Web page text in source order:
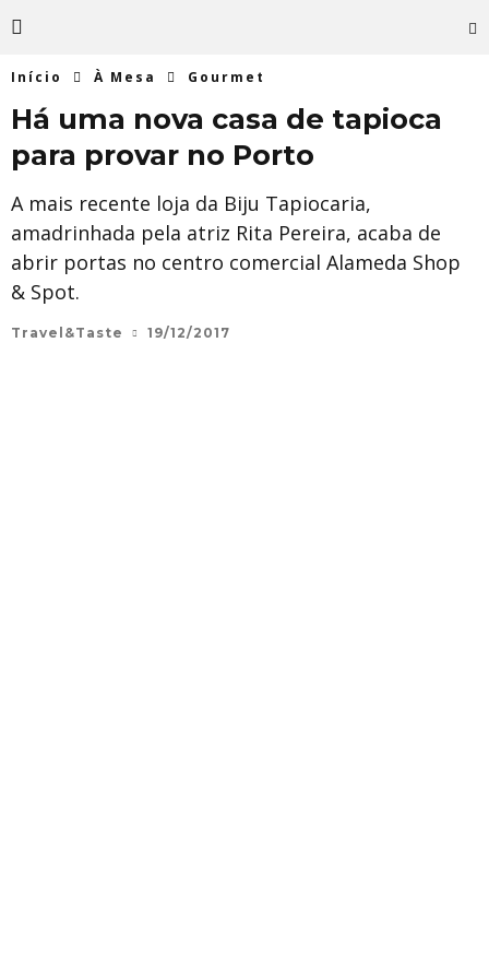
Início À Mesa Gourmet
Há uma nova casa de tapioca
para provar no Porto
A mais recente loja da Biju Tapiocaria,
amadrinhada pela atriz Rita Pereira, acaba de
abrir portas no centro comercial Alameda Shop
& Spot.
Travel&Taste 19/12/2017